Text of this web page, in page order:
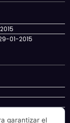
01-2015
garantizar el